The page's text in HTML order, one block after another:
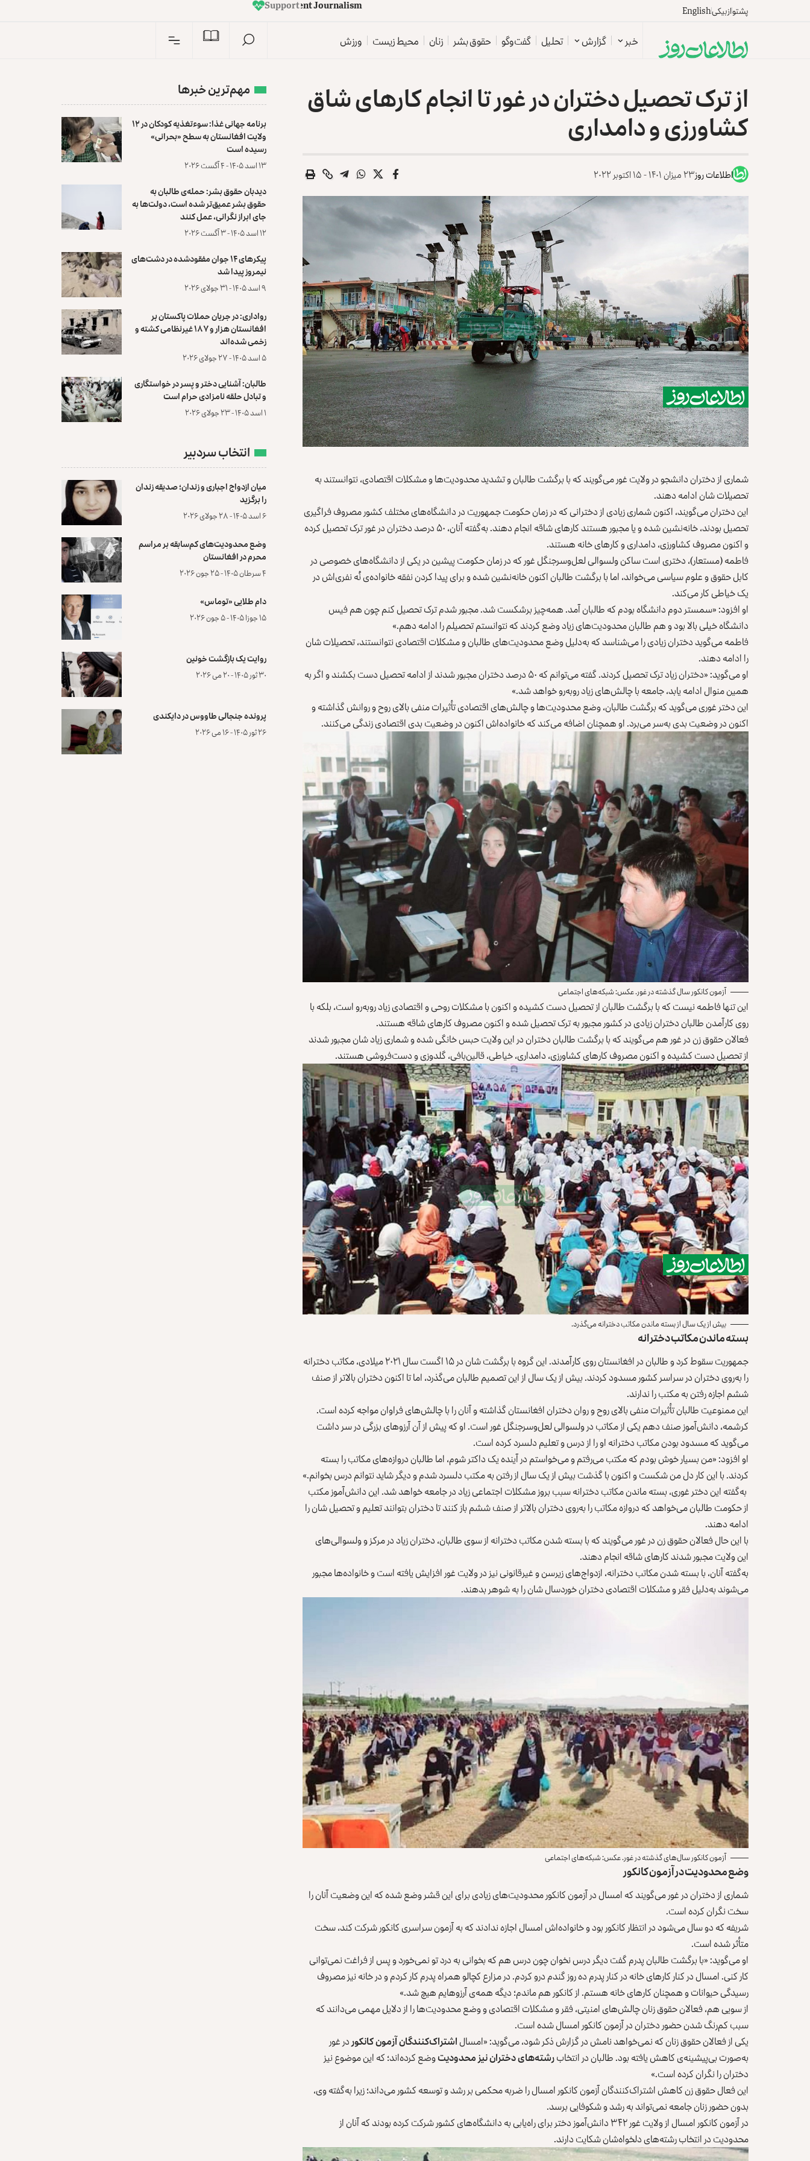
پشتوازبیکیEnglish
s
i
l
a
n
r
u
o
J
t
n
e
d
n
e
p
e
d
n
I Support
خبر گزارش تحلیل گفت‌وگو حقوق بشر زنان محیط زیست ورزش
از ترک تحصیل دختران در غور تا انجام کارهای شاق
کشاورزی و دامداری
اطلاعات روز۲۳ میزان ۱۴۰۱ - ۱۵ اکتوبر ۲۰۲۲
شماری از دختران دانشجو در ولایت غور می‌گویند که با برگشت طالبان و تشدید محدودیت‌ها و مشکلات اقتصادی، نتوانستند به
تحصیلات شان ادامه دهند.
این دختران می‌گویند، اکنون شماری زیادی از دخترانی که در زمان حکومت جمهوریت در دانشگاه‌های مختلف کشور مصروف فراگیری
تحصیل بودند، خانه‌نشین شده و یا مجبور هستند کارهای شاقه انجام دهند. به‌گفته آنان، ۵۰ درصد دختران در غور ترک تحصیل کرده
و اکنون مصروف کشاورزی، دامداری و کارهای خانه هستند.
فاطمه (مستعار)، دختری است ساکن ولسوالی لعل‌وسرجنگل غور که در زمان حکومت پیشین در یکی از دانشگاه‌های خصوصی در
کابل حقوق و علوم سیاسی می‌خواند، اما با برگشت طالبان اکنون خانه‌نشین شده و برای پیدا کردن نفقه خانواده‌ی نُه نفری‌اش در
یک خیاطی کار می‌کند.
او افزود: «سمستر دوم دانشگاه بودم که طالبان آمد. همه‌چیز برشکست شد. مجبور شدم ترک تحصیل کنم چون هم فیس
دانشگاه خیلی بالا بود و هم طالبان محدودیت‌های زیاد وضع کردند که نتوانستم تحصیلم را ادامه دهم.»
فاطمه می‌گوید دختران زیادی را می‌شناسد که به‌دلیل وضع محدودیت‌های طالبان و مشکلات اقتصادی نتوانستند، تحصیلات شان
را ادامه دهند.
او می‌گوید: «دختران زیاد ترک تحصیل کردند. گفته می‌توانم که ۵۰ درصد دختران مجبور شدند از ادامه تحصیل دست بکشند و اگر به
همین منوال ادامه یابد، جامعه با چالش‌های زیاد روبه‌رو خواهد شد.»
این دختر غوری می‌گوید که برگشت طالبان، وضع محدودیت‌ها و چالش‌های اقتصادی تأثیرات منفی بالای روح و روانش گذاشته و
اکنون در وضعیت بدی به‌سر می‌برد. او همچنان اضافه می‌کند که خانواده‌اش اکنون در وضعیت بدی اقتصادی زندگی می‌کنند.
آزمون کانکور سال گذشته در غور. عکس: شبکه‌های اجتماعی
این تنها فاطمه نیست که با برگشت طالبان از تحصیل دست کشیده و اکنون با مشکلات روحی و اقتصادی زیاد روبه‌رو است، بلکه با
روی کارآمدن طالبان دختران زیادی در کشور مجبور به ترک تحصیل شده و اکنون مصروف کارهای شاقه هستند.
فعالان حقوق زن در غور هم می‌گویند که با برگشت طالبان دختران در این ولایت حبس خانگی شده و شماری زیاد شان مجبور شدند
از تحصیل دست کشیده و اکنون مصروف کارهای کشاورزی، دامداری، خیاطی، قالین‌بافی، گلدوزی و دست‌فروشی هستند.
بیش از یک سال از بسته ماندن مکاتب دخترانه می‌گذرد.
بسته ماندن مکاتب دخترانه
جمهوریت سقوط کرد و طالبان در افغانستان روی کارآمدند. این گروه با برگشت شان در ۱۵ اگست سال ۲۰۲۱ میلادی، مکاتب دخترانه
را به‌روی دختران در سراسر کشور مسدود کردند. بیش از یک سال از این تصمیم طالبان می‌گذرد، اما تا اکنون دختران بالاتر از صنف
ششم اجازه رفتن به مکتب را ندارند.
این ممنوعیت طالبان تأثیرات منفی بالای روح و روان دختران افغانستان گذاشته و آنان را با چالش‌های فراوان مواجه کرده است.
کرشمه، دانش‌آموز صنف دهم یکی از مکاتب در ولسوالی لعل‌وسرجنگل غور است. او که پیش از آن آرزوهای بزرگی در سر داشت
می‌گوید که مسدود بودن مکاتب دخترانه او را از درس و تعلیم دلسرد کرده است.
او افزود: «من بسیار خوش بودم که مکتب می‌رفتم و می‌خواستم در آینده یک داکتر شوم، اما طالبان دروازه‌های مکاتب را بسته
کردند. با این کار دل من شکست و اکنون با گذشت بیش از یک سال از رفتن به مکتب دلسرد شدم و دیگر شاید نتوانم درس بخوانم.»
به‌گفته این دختر غوری، بسته ماندن مکاتب دخترانه سبب بروز مشکلات اجتماعی زیاد در جامعه خواهد شد. این دانش‌آموز مکتب
از حکومت طالبان می‌خواهد که دروازه مکاتب را به‌روی دختران بالاتر از صنف ششم باز کنند تا دختران بتوانند تعلیم و تحصیل شان را
ادامه دهند.
با این حال فعالان حقوق زن در غور می‌گویند که با بسته شدن مکاتب دخترانه از سوی طالبان، دختران زیاد در مرکز و ولسوالی‌های
این ولایت مجبور شدند کارهای شاقه انجام دهند.
به‌گفته آنان، با بسته شدن مکاتب دخترانه، ازدواج‌های زیرسن و غیرقانونی نیز در ولایت غور افزایش یافته است و خانواده‌ها مجبور
می‌شوند به‌دلیل فقر و مشکلات اقتصادی دختران خوردسال شان را به شوهر بدهند.
آزمون کانکور سال‌های گذشته در غور. عکس: شبکه‌های اجتماعی
وضع محدودیت در آزمون کانکور
شماری از دختران در غور می‌گویند که امسال در آزمون کانکور محدودیت‌های زیادی برای این قشر وضع شده که این وضعیت آنان را
سخت نگران کرده است.
شریفه که دو سال می‌شود در انتظار کانکور بود و خانواده‌اش امسال اجازه ندادند که به آزمون سراسری کانکور شرکت کند، سخت
متأثر شده است.
او می‌گوید: «با برگشت طالبان پدرم گفت دیگر درس نخوان چون درس هم که بخوانی به درد تو نمی‌خورد و پس از فراغت نمی‌توانی
کار کنی. امسال در کنار کارهای خانه در کنار پدرم ده روز گندم درو کردم. در مزارع کچالو همراه پدرم کار کردم و در خانه نیز مصروف
رسیدگی حیوانات و همچنان کارهای خانه هستم. از کانکور هم ماندم؛ دیگه همه‌ی آرزوهایم هیچ شد.»
از سویی هم، فعالان حقوق زنان چالش‌ها‌ی امنیتی، فقر و مشکلات اقتصادی و وضع محدودیت‌ها را از دلایل مهمی می‌دانند که
سبب کم‌رنگ شدن حضور دختران در آزمون کانکور امسال شده است.
یکی از فعالان حقوق زنان که نمی‌خواهد نامش در گزارش ذکر شود، می‌گوید: «امسالاشتراک‌کنندگان آزمون کانکوردر غور
به‌صورت بی‌پیشینه‌ی کاهش یافته بود. طالبان در انتخابرشته‌های دختران نیز محدودیتوضع کرده‌اند؛ که این موضوع نیز
دختران را نگران کرده است.»
این فعال حقوق زن کاهش اشتراک‌کنندگان آزمون کانکور امسال را ضربه محکمی بر رشد و توسعه کشور می‌داند؛ زیرا به‌گفته وی،
بدون حضور زنان جامعه نمی‌تواند به رشد و شکوفایی برسد.
در آزمون کانکور امسال از ولایت غور ۳۴۲ دانش‌آموز دختر برای راه‌یابی به دانشگاه‌های کشور شرکت کرده بودند که آنان از
محدودیت در انتخاب رشته‌های دلخواه‌شان شکایت دارند.
مهم‌ترین خبرها
برنامه جهانی غذا: سوءتغذیه کودکان در ۱۲
ولایت افغانستان به سطح «بحرانی»
رسیده است
۱۳ اسد ۱۴۰۵ - ۴ آگست ۲۰۲۶
دیدبان حقوق بشر: حمله‌ی طالبان به
حقوق بشر عمیق‌تر شده است، دولت‌ها به
جای ابراز نگرانی، عمل کنند
۱۲ اسد ۱۴۰۵ - ۳ آگست ۲۰۲۶
پیکرهای ۱۴ جوان مفقودشده در دشت‌های
نیمروز پیدا شد
۹ اسد ۱۴۰۵ - ۳۱ جولای ۲۰۲۶
رواداری: در جریان حملات پاکستان بر
افغانستان هزار و ۱۸۷ غیرنظامی کشته و
زخمی شده‌اند
۵ اسد ۱۴۰۵ - ۲۷ جولای ۲۰۲۶
طالبان: آشنایی دختر و پسر در خواستگاری
و تبادل حلقه نامزادی حرام است
۱ اسد ۱۴۰۵ - ۲۳ جولای ۲۰۲۶
انتخاب سردبیر
میان ازدواج اجباری و زندان؛ صدیقه زندان
را برگزید
۶ اسد ۱۴۰۵ - ۲۸ جولای ۲۰۲۶
وضع محدودیت‌های کم‌سابقه بر مراسم
محرم در افغانستان
۴ سرطان ۱۴۰۵ - ۲۵ جون ۲۰۲۶
دام طلایی «توماس»
۱۵ جوزا ۱۴۰۵ - ۵ جون ۲۰۲۶
روایت یک بازگشت خونین
۳۰ ثور ۱۴۰۵ - ۲۰ می ۲۰۲۶
پرونده‌ جنجالی طاووس در دایکندی
۲۶ ثور ۱۴۰۵ - ۱۶ می ۲۰۲۶